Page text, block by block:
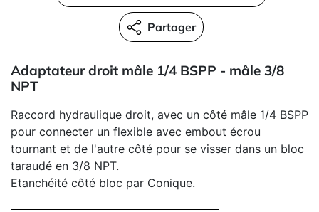
Partager
Adaptateur droit mâle 1/4 BSPP - mâle 3/8
NPT
Raccord hydraulique droit, avec un côté mâle 1/4 BSPP
pour connecter un flexible avec embout écrou
tournant et de l'autre côté pour se visser dans un bloc
taraudé en 3/8 NPT.
Etanchéité côté bloc par Conique.